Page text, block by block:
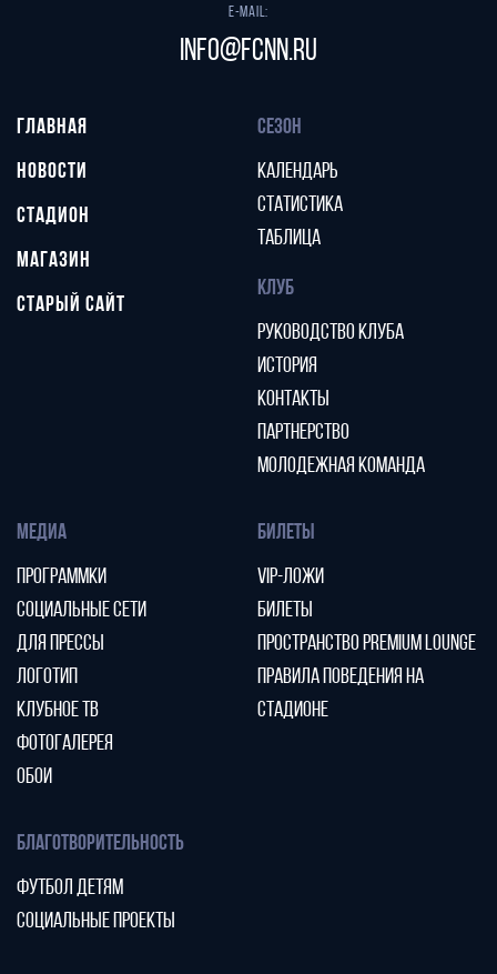
E-mail:
info@fcnn.ru
ГЛАВНАЯ
НОВОСТИ
СТАДИОН
МАГАЗИН
СТАРЫЙ САЙТ
СЕЗОН
КАЛЕНДАРЬ
СТАТИСТИКА
ТАБЛИЦА
КЛУБ
РУКОВОДСТВО КЛУБА
ИСТОРИЯ
КОНТАКТЫ
ПАРТНЕРСТВО
МОЛОДЕЖНАЯ КОМАНДА
МЕДИА
ПРОГРАММКИ
СОЦИАЛЬНЫЕ СЕТИ
ДЛЯ ПРЕССЫ
ЛОГОТИП
КЛУБНОЕ ТВ
ФОТОГАЛЕРЕЯ
ОБОИ
БИЛЕТЫ
VIP-ЛОЖИ
БИЛЕТЫ
ПРОСТРАНСТВО PREMIUM LOUNGE
ПРАВИЛА ПОВЕДЕНИЯ НА
СТАДИОНЕ
БЛАГОТВОРИТЕЛЬНОСТЬ
ФУТБОЛ ДЕТЯМ
СОЦИАЛЬНЫЕ ПРОЕКТЫ